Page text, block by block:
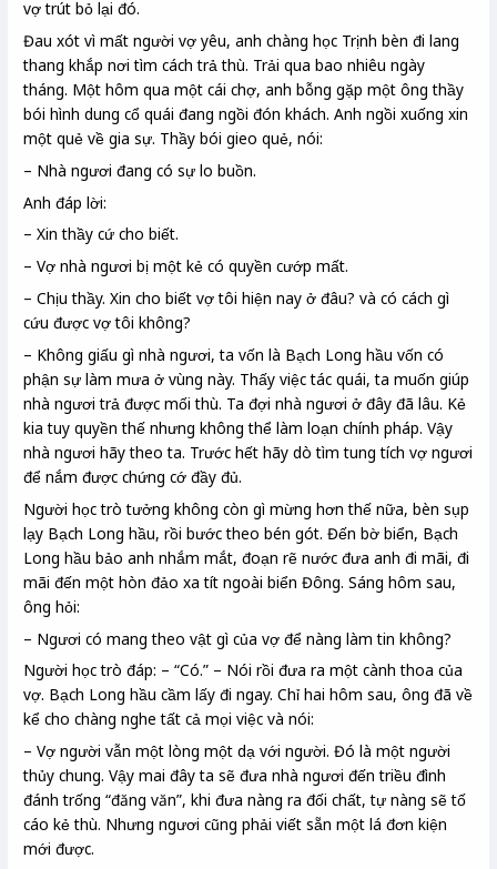
vợ trút bỏ lại đó.
Đau xót vì mất người vợ yêu, anh chàng học Trịnh bèn đi lang
thang khắp nơi tìm cách trả thù. Trải qua bao nhiêu ngày
tháng. Một hôm qua một cái chợ, anh bỗng gặp một ông thầy
bói hình dung cổ quái đang ngồi đón khách. Anh ngồi xuống xin
một quẻ về gia sự. Thầy bói gieo quẻ, nói:
– Nhà ngươi đang có sự lo buồn.
Anh đáp lời:
– Xin thầy cứ cho biết.
– Vợ nhà ngươi bị một kẻ có quyền cướp mất.
– Chịu thầy. Xin cho biết vợ tôi hiện nay ở đâu? và có cách gì
cứu được vợ tôi không?
– Không giấu gì nhà ngươi, ta vốn là Bạch Long hầu vốn có
phận sự làm mưa ở vùng này. Thấy việc tác quái, ta muốn giúp
nhà ngươi trả được mối thù. Ta đợi nhà ngươi ở đây đã lâu. Kẻ
kia tuy quyền thế nhưng không thể làm loạn chính pháp. Vậy
nhà ngươi hãy theo ta. Trước hết hãy dò tìm tung tích vợ ngươi
để nắm được chứng cớ đầy đủ.
Người học trò tưởng không còn gì mừng hơn thế nữa, bèn sụp
lạy Bạch Long hầu, rồi bước theo bén gót. Đến bờ biển, Bạch
Long hầu bảo anh nhắm mắt, đoạn rẽ nước đưa anh đi mãi, đi
mãi đến một hòn đảo xa tít ngoài biển Đông. Sáng hôm sau,
ông hỏi:
– Ngươi có mang theo vật gì của vợ để nàng làm tin không?
Người học trò đáp: – “Có.” – Nói rồi đưa ra một cành thoa của
vợ. Bạch Long hầu cầm lấy đi ngay. Chỉ hai hôm sau, ông đã về
kể cho chàng nghe tất cả mọi việc và nói:
– Vợ người vẫn một lòng một dạ với người. Đó là một người
thủy chung. Vậy mai đây ta sẽ đưa nhà ngươi đến triều đình
đánh trống “đăng văn”, khi đưa nàng ra đối chất, tự nàng sẽ tố
cáo kẻ thù. Nhưng ngươi cũng phải viết sẵn một lá đơn kiện
mới được.